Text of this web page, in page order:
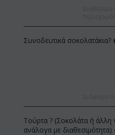
Έκπτωση 12%
Συνοδευτικά σοκολατάκια?
Τούρτα ? (Σοκολάτα ή άλλη
ανάλογα με διαθεσιμότητα)